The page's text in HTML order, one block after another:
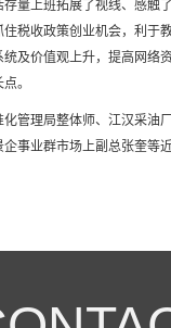
量上班拓展了视线、感触
税收政策创业机会，利于
及价值观上升，提高网络
。
管理局整体师、江汉采油
事业群市场上副总张奎等